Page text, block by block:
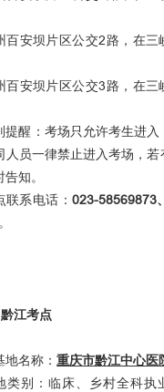
百安坝片区公交2路，在三
百安坝片区公交3路，在三
提醒：考场只允许考生进入
人员一律禁止进入考场，若
知。
联系电话： 023-58569873
。
黔江考点
地名称：重庆市黔江中心医
类别：临床、乡村全科执